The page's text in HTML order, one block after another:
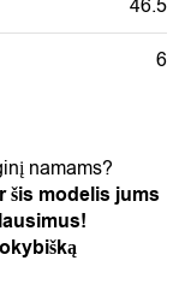
46.5
6
namams?
šis modelis jums